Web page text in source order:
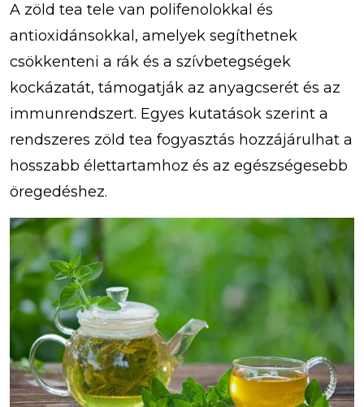
A zöld tea tele van polifenolokkal és
antioxidánsokkal, amelyek segíthetnek
csökkenteni a rák és a szívbetegségek
kockázatát, támogatják az anyagcserét és az
immunrendszert. Egyes kutatások szerint a
rendszeres zöld tea fogyasztás hozzájárulhat a
hosszabb élettartamhoz és az egészségesebb
öregedéshez.